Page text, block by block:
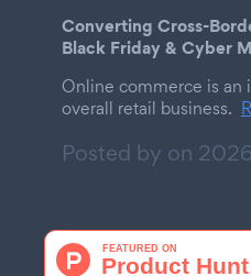
Converting Cross-
Black Friday & Cyber
Online commerce is an
overall retail business.
Posted by on